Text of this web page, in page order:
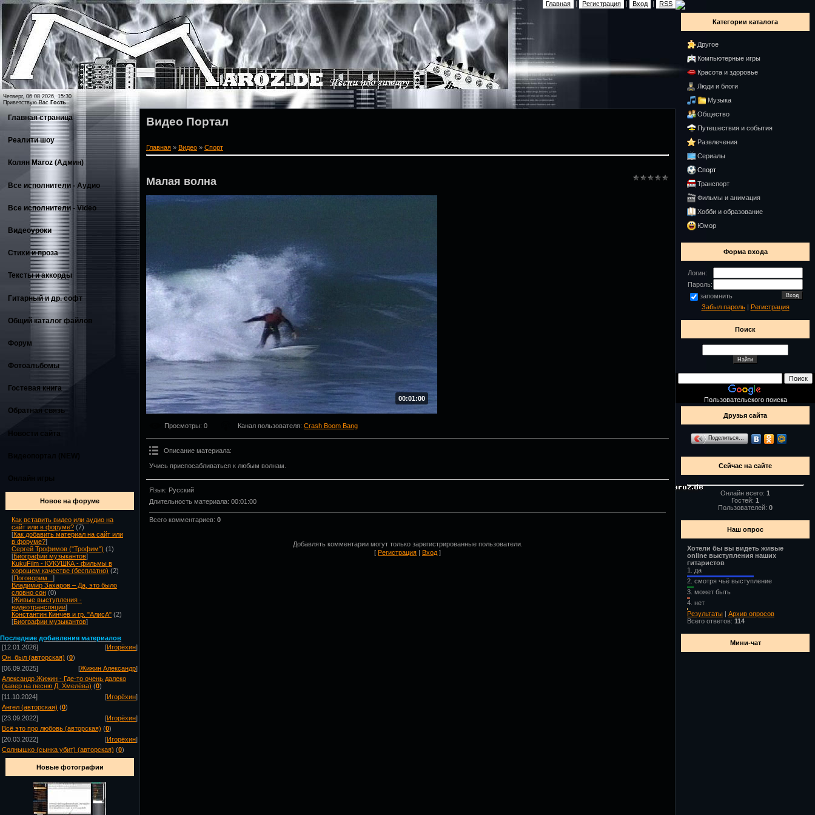
Главная | Регистрация | Вход | RSS
Четверг, 06.08.2026, 15:30
Приветствую Вас Гость
Главная страница
Реалити шоу
Колян Maroz (Админ)
Все исполнители - Аудио
Все исполнители - Video
Видеоуроки
Стихи и проза
Тексты и аккорды
Гитарный и др. софт
Общий каталог файлов
Форум
Фотоальбомы
Гостевая книга
Обратная связь
Новости сайта
Новое на форуме
Как вставить видео или аудио на
сайт или в форуме? (7)
[Как добавить материал на сайт или
в форуме?]
Сергей Трофимов ("Трофим") (1)
[Биографии музыкантов]
KukuFilm - КУКУШКА - фильмы в
хорошем качестве (бесплатно) (2)
[Поговорим... ]
Владимир Захаров – Да, это было
словно сон (0)
[Живые выступления -
видеотрансляции]
Константин Кинчев и гр. "АлисА" (2)
[Биографии музыкантов]
Последние добавления материалов
[12.01.2026]
[Игорёхин]
Он_был (авторская) (0)
[06.09.2025]
[Жижин Александр]
Александр Жижин - Где-то очень далеко
(кавер на песню Д. Хмелёва) (0)
[11.10.2024]
[Игорёхин]
Ангел (авторская) (0)
[23.09.2022]
[Игорёхин]
Всё это про любовь (авторская) (0)
[20.03.2022]
[Игорёхин]
Солнышко (сынка убит) (авторская) (0)
Новые фотографии
Видео Портал
Главная » Видео » Спорт
Малая волна
00:01:00
Просмотры: 0 Канал пользователя: Crash Boom Bang
Описание материала:
Учись приспосабливаться к любым волнам.
Язык: Русский
Длительность материала: 00:01:00
Всего комментариев: 0
Добавлять комментарии могут только зарегистрированные пользователи.
[ Регистрация | Вход ]
Категории каталога
Другое
Компьютерные игры
Красота и здоровье
Люди и блоги
Музыка
Общество
Путешествия и события
Развлечения
Сериалы
Спорт
Транспорт
Фильмы и анимация
Хобби и образование
Юмор
Форма входа
Логин:
Пароль:
запомнить
Забыл пароль| Регистрация
Поиск
Пользовательского поиска
Друзья сайта
Поделиться…
Сейчас на сайте
Онлайн всего: 1
Гостей: 1
Пользователей: 0
Наш опрос
Хотели бы вы видеть живые
online выступления наших
гитаристов
1. да
2. смотря чьё выступление
3. может быть
4. нет
Результаты | Архив опросов
Всего ответов: 114
Мини-чат